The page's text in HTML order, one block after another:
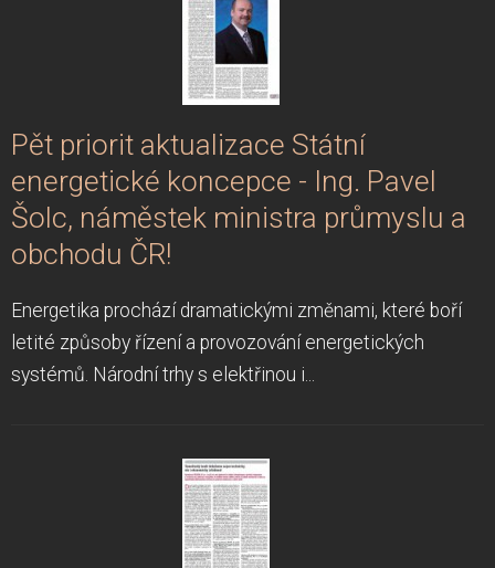
Pět priorit aktualizace Státní
energetické koncepce - Ing. Pavel
Šolc, náměstek ministra průmyslu a
obchodu ČR!
Energetika prochází dramatickými změnami, které boří
letité způsoby řízení a provozování energetických
systémů. Národní trhy s elektřinou i...